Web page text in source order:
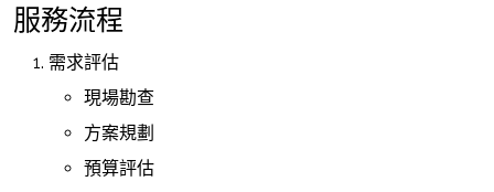
服務流程
需求評估
現場勘查
方案規劃
預算評估